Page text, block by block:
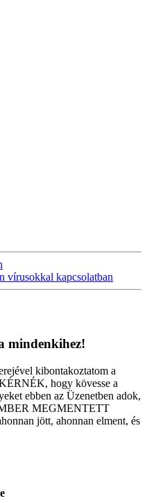
vírusokkal kapcsolatban
mindenkihez!
kibontakoztatom a
hogy kövesse a
ebben az Üzenetben adok,
MEGMENTETT
jött, ahonnan elment, és